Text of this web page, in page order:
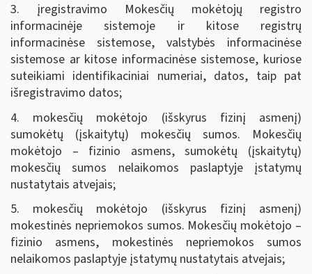
3. įregistravimo Mokesčių mokėtojų registro
informacinėje sistemoje ir kitose registrų
informacinėse sistemose, valstybės informacinėse
sistemose ar kitose informacinėse sistemose, kuriose
suteikiami identifikaciniai numeriai, datos, taip pat
išregistravimo datos;
4. mokesčių mokėtojo (išskyrus fizinį asmenį)
sumokėtų (įskaitytų) mokesčių sumos. Mokesčių
mokėtojo – fizinio asmens, sumokėtų (įskaitytų)
mokesčių sumos nelaikomos paslaptyje įstatymų
nustatytais atvejais;
5. mokesčių mokėtojo (išskyrus fizinį asmenį)
mokestinės nepriemokos sumos. Mokesčių mokėtojo –
fizinio asmens, mokestinės nepriemokos sumos
nelaikomos paslaptyje įstatymų nustatytais atvejais;